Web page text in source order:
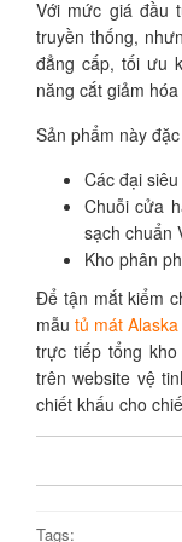
Với mức giá đầu
truyền thống,
đẳng cấp, tối ưu
năng cắt giảm
Sản phẩm này
Các đại
Chuỗi cửa
sạch chuẩn
Kho phân
Để tận mắt kiểm
mẫu tủ mát Alaska
trực tiếp tổng
trên website vệ
chiết khấu cho
Tags: